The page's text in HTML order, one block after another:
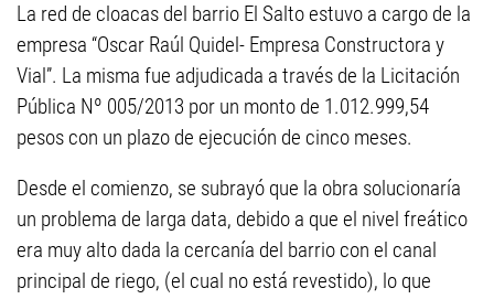
La red de cloacas del barrio El Salto estuvo a cargo de la
empresa “Oscar Raúl Quidel- Empresa Constructora y
Vial”. La misma fue adjudicada a través de la Licitación
Pública Nº 005/2013 por un monto de 1.012.999,54
pesos con un plazo de ejecución de cinco meses.
Desde el comienzo, se subrayó que la obra solucionaría
un problema de larga data, debido a que el nivel freático
era muy alto dada la cercanía del barrio con el canal
principal de riego, (el cual no está revestido), lo que